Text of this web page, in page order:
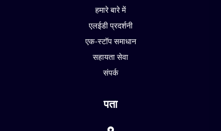
हमारे बारे में
एलईडी प्रदर्शनी
एक-स्टॉप समाधान
सहायता सेवा
संपर्क
पता